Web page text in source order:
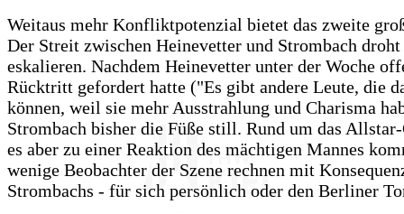
Weitaus mehr Konfliktpotenzial bietet das zweite
Der Streit zwischen Heinevetter und Strombach droht
eskalieren. Nachdem Heinevetter unter der Woche
Rücktritt gefordert hatte ("Es gibt andere Leute, die
können, weil sie mehr Ausstrahlung und Charisma
Strombach bisher die Füße still. Rund um das
es aber zu einer Reaktion des mächtigen Mannes
wenige Beobachter der Szene rechnen mit
Strombachs - für sich persönlich oder den Berliner